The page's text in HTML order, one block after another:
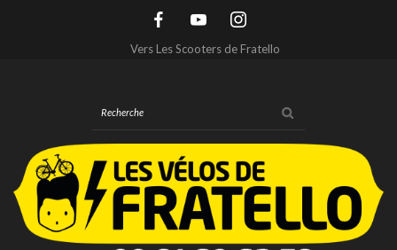
Vers Les Scooters de Fratello